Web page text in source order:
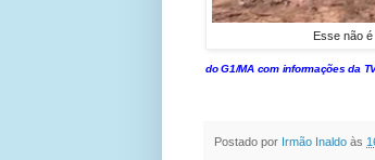
Esse não
do G1/MA com informações da
Postado por Irmão Inaldo às